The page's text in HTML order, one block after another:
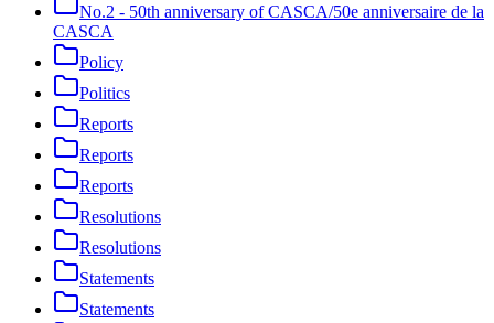
No.2 - 50th anniversary of CASCA/50e anniversaire de la
CASCA
Policy
Politics
Reports
Reports
Reports
Resolutions
Resolutions
Statements
Statements